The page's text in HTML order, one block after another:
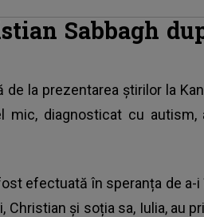
Sabbagh
la prezentarea știrilor la
mic, diagnosticat cu
efectuată în speranța de a-
și soția sa, Iulia, au